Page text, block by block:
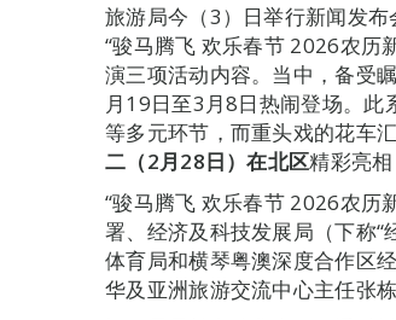
旅游局今（3）日举行新闻发布
“骏马腾飞 欢乐春节 2026农历
演三项活动内容。当中，备受
月19日至3月8日热闹登场。此
等多元环节，而重头戏的花车
二（2月28日）在北区精彩亮
“骏马腾飞 欢乐春节 2026农历
署、经济及科技发展局（下称“
体育局和横琴粤澳深度合作区
华及亚洲旅游交流中心主任张